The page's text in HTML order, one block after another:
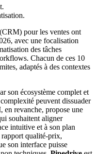
pour les ventes ont
avec une focalisation
des tâches
Chacun de ces 10
adaptés à des contextes
son écosystème complet et
peuvent dissuader
, en revanche, propose une
souhaitent aligner
intuitive et à son plan
qualité-prix,
son interface puisse